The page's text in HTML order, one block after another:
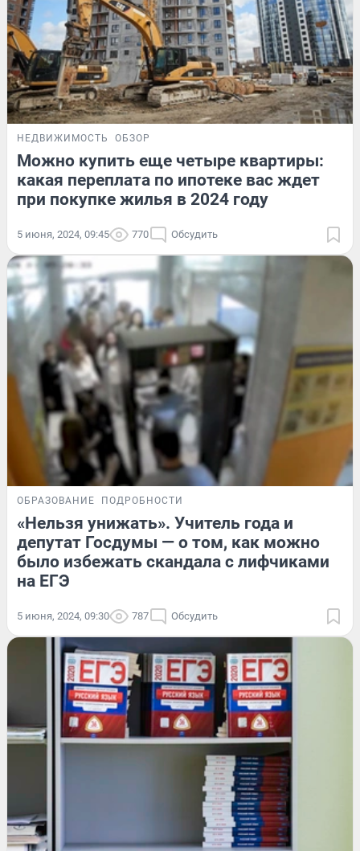
НЕДВИЖИМОСТЬ ОБЗОР
Можно купить еще четыре квартиры:
какая переплата по ипотеке вас ждет
при покупке жилья в 2024 году
5 июня, 2024, 09:45 770 Обсудить
ОБРАЗОВАНИЕ ПОДРОБНОСТИ
«Нельзя унижать». Учитель года и
депутат Госдумы — о том, как можно
было избежать скандала с лифчиками
на ЕГЭ
5 июня, 2024, 09:30 787 Обсудить